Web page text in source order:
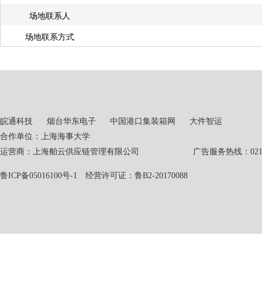
场地联系人
场地联系方式
皖通科技 烟台华东电子 中国港口集装箱网
大件智运
合作单位：上海海事大学
运营商：上海舶云供应链管理有限公司 广告服务热线：021-
鲁ICP备05016100号-1 经营许可证：鲁B2-20170088